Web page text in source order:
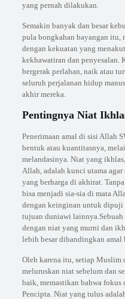
yang pernah dilakukan.
Semakin banyak dan besar
pula bongkahan bayangan itu,
dengan kekuatan yang
kekhawatiran dan penyesalan.
bergerak perlahan, naik atau
seluruh perjalanan hidup
akhir mereka.
Pentingnya Niat
Penerimaan amal di sisi Allah
bentuk atau kuantitasnya,
melandasinya. Niat yang
Allah, adalah kunci utama
yang berharga di akhirat.
bisa menjadi sia-sia di mata
dengan keinginan untuk dipuji
tujuan duniawi
dengan niat yang murni dan
lebih besar dibandingkan
Oleh karena itu, setiap Muslim
meluruskan niat sebelum dan
baik, memastikan bahwa fokus
Pencipta. Niat yang tulus